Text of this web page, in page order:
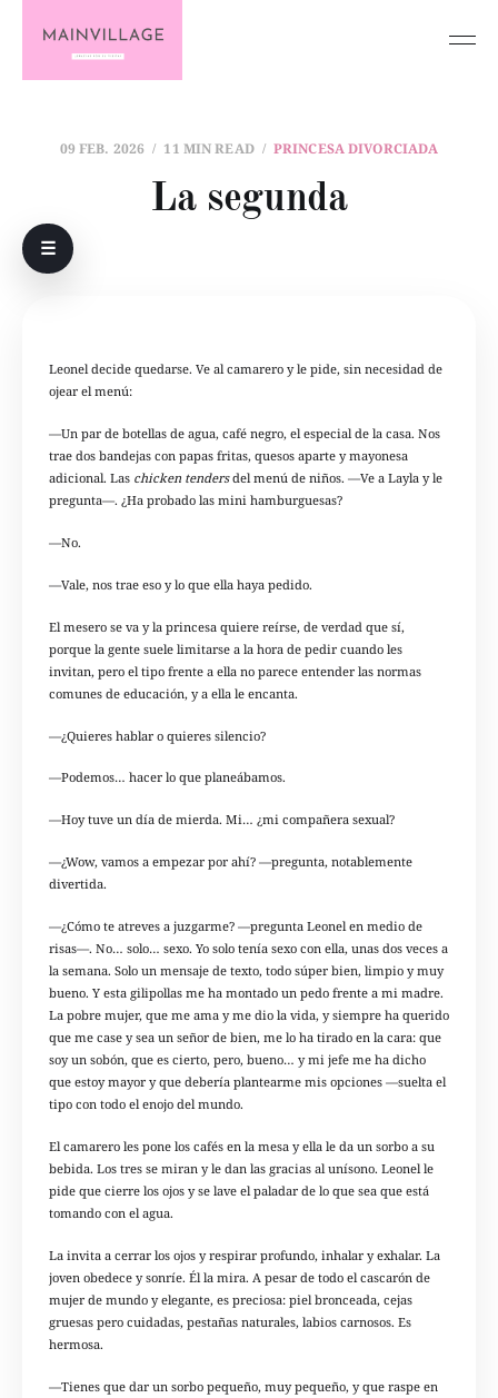
09 FEB. 2026 11 MIN READ PRINCESA DIVORCIADA
La segunda
☰
Leonel decide quedarse. Ve al camarero y le pide, sin necesidad de
ojear el menú:
—Un par de botellas de agua, café negro, el especial de la casa. Nos
trae dos bandejas con papas fritas, quesos aparte y mayonesa
adicional. Las chicken tendersdel menú de niños. —Ve a Layla y le
pregunta—. ¿Ha probado las mini hamburguesas?
—No.
—Vale, nos trae eso y lo que ella haya pedido.
El mesero se va y la princesa quiere reírse, de verdad que sí,
porque la gente suele limitarse a la hora de pedir cuando les
invitan, pero el tipo frente a ella no parece entender las normas
comunes de educación, y a ella le encanta.
—¿Quieres hablar o quieres silencio?
—Podemos… hacer lo que planeábamos.
—Hoy tuve un día de mierda. Mi… ¿mi compañera sexual?
—¿Wow, vamos a empezar por ahí? —pregunta, notablemente
divertida.
—¿Cómo te atreves a juzgarme? —pregunta Leonel en medio de
risas—. No… solo… sexo. Yo solo tenía sexo con ella, unas dos veces a
la semana. Solo un mensaje de texto, todo súper bien, limpio y muy
bueno. Y esta gilipollas me ha montado un pedo frente a mi madre.
La pobre mujer, que me ama y me dio la vida, y siempre ha querido
que me case y sea un señor de bien, me lo ha tirado en la cara: que
soy un sobón, que es cierto, pero, bueno… y mi jefe me ha dicho
que estoy mayor y que debería plantearme mis opciones —suelta el
tipo con todo el enojo del mundo.
El camarero les pone los cafés en la mesa y ella le da un sorbo a su
bebida. Los tres se miran y le dan las gracias al unísono. Leonel le
pide que cierre los ojos y se lave el paladar de lo que sea que está
tomando con el agua.
La invita a cerrar los ojos y respirar profundo, inhalar y exhalar. La
joven obedece y sonríe. Él la mira. A pesar de todo el cascarón de
mujer de mundo y elegante, es preciosa: piel bronceada, cejas
gruesas pero cuidadas, pestañas naturales, labios carnosos. Es
hermosa.
—Tienes que dar un sorbo pequeño, muy pequeño, y que raspe en